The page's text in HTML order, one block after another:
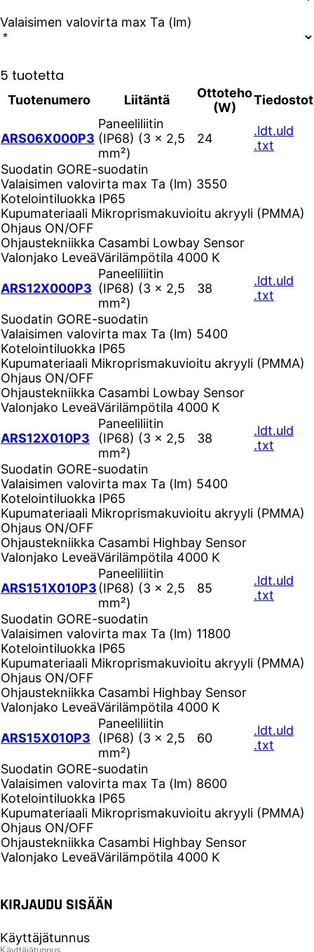
Valaisimen valovirta max Ta (lm)
5 tuotetta
Tuotenumero Liitäntä
Ottoteho
(W)
Tiedostot
ARS06X000P3
Paneeliliitin
(IP68) (3 × 2,5
mm²)
24
.ldt.uld
.txt
Suodatin GORE-suodatin
Valaisimen valovirta max Ta (lm) 3550
Kotelointiluokka IP65
Kupumateriaali Mikroprismakuvioitu akryyli (PMMA)
Ohjaus ON/OFF
Ohjaustekniikka Casambi Lowbay Sensor
Valonjako LeveäVärilämpötila 4000 K
ARS12X000P3
Paneeliliitin
(IP68) (3 × 2,5
mm²)
38
.ldt.uld
.txt
Suodatin GORE-suodatin
Valaisimen valovirta max Ta (lm) 5400
Kotelointiluokka IP65
Kupumateriaali Mikroprismakuvioitu akryyli (PMMA)
Ohjaus ON/OFF
Ohjaustekniikka Casambi Lowbay Sensor
Valonjako LeveäVärilämpötila 4000 K
ARS12X010P3
Paneeliliitin
(IP68) (3 × 2,5
mm²)
38
.ldt.uld
.txt
Suodatin GORE-suodatin
Valaisimen valovirta max Ta (lm) 5400
Kotelointiluokka IP65
Kupumateriaali Mikroprismakuvioitu akryyli (PMMA)
Ohjaus ON/OFF
Ohjaustekniikka Casambi Highbay Sensor
Valonjako LeveäVärilämpötila 4000 K
ARS151X010P3
Paneeliliitin
(IP68) (3 × 2,5
mm²)
85
.ldt.uld
.txt
Suodatin GORE-suodatin
Valaisimen valovirta max Ta (lm) 11800
Kotelointiluokka IP65
Kupumateriaali Mikroprismakuvioitu akryyli (PMMA)
Ohjaus ON/OFF
Ohjaustekniikka Casambi Highbay Sensor
Valonjako LeveäVärilämpötila 4000 K
ARS15X010P3
Paneeliliitin
(IP68) (3 × 2,5
mm²)
60
.ldt.uld
.txt
Suodatin GORE-suodatin
Valaisimen valovirta max Ta (lm) 8600
Kotelointiluokka IP65
Kupumateriaali Mikroprismakuvioitu akryyli (PMMA)
Ohjaus ON/OFF
Ohjaustekniikka Casambi Highbay Sensor
Valonjako LeveäVärilämpötila 4000 K
KIRJAUDU SISÄÄN
Käyttäjätunnus